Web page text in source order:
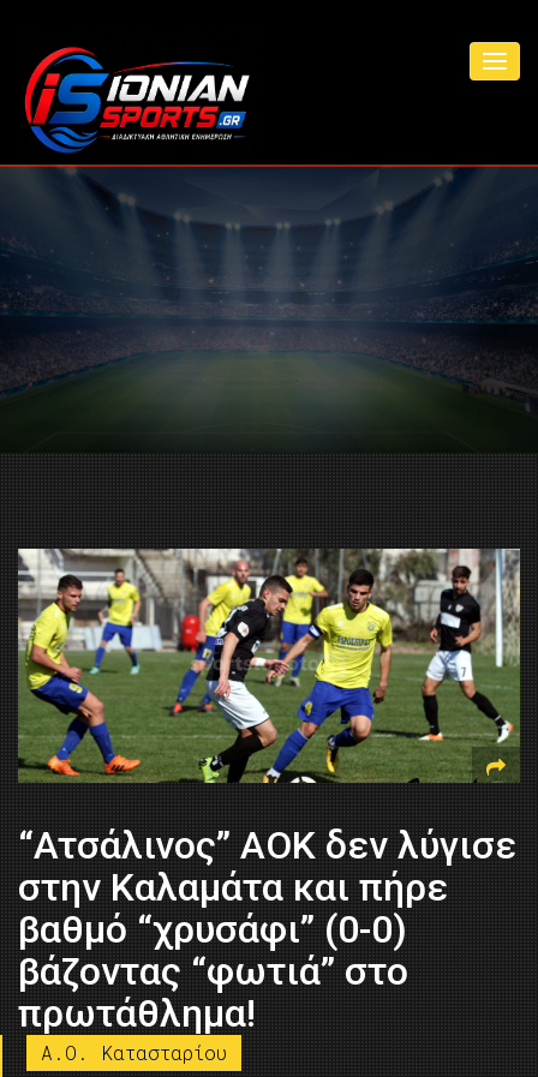
“Ατσάλινος” ΑΟΚ δεν λύγισε
στην Καλαμάτα και πήρε
βαθμό “χρυσάφι” (0-0)
βάζοντας “φωτιά” στο
πρωτάθλημα!
A.O. Kατασταρίου